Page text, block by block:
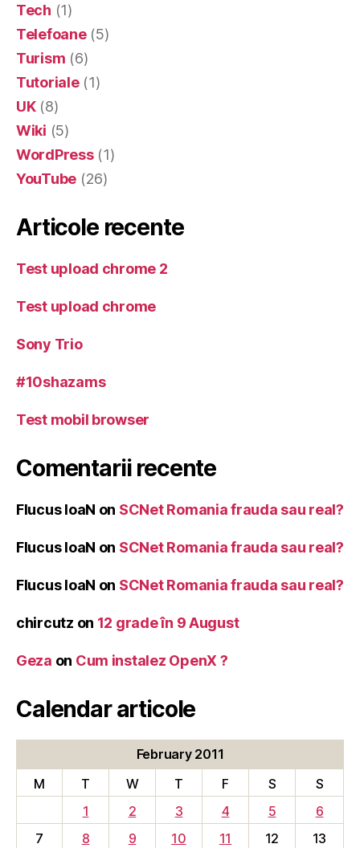
Tech (1)
Telefoane(5)
Turism (6)
Tutoriale(1)
UK(8)
Wiki (5)
WordPress(1)
YouTube (26)
Articole recente
Test upload chrome 2
Test upload chrome
Sony Trio
#10shazams
Test mobil browser
Comentarii recente
Flucus IoaN on SCNet Romania frauda sau real?
Flucus IoaN on SCNet Romania frauda sau real?
Flucus IoaN on SCNet Romania frauda sau real?
chircutz on 12 grade în 9 August
Geza on Cum instalez OpenX ?
Calendar articole
February 2011
M
T W T F S
S
1
2 3 4 5
6
7
8 9 10 11 12 13